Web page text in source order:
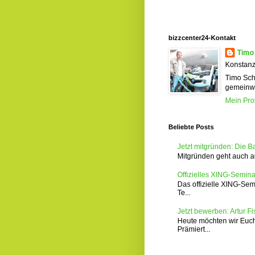
bizzcenter24-Kontakt
Timo
Mein
Beliebte Posts
Jetzt mitgründen: Die
Mitgründen geht auch
Offizielles XING-
Das offizielle XING-
Te...
Jetzt bewerben: Artur
Heute möchten wir
Prämiert...